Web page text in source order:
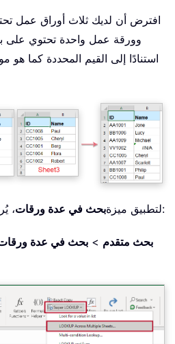
افترض أن لديك ثلاث أوراق عمل
وورقة عمل واحدة تحتوي على
لتطبيق ميزةبحث في عدة ورقات ، يُرجى اتباع الخطوات التالية:
بحث متقدم > بحث في عدة